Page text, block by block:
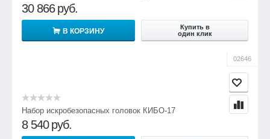
30 866 руб.
В КОРЗИНУ
Купить в
один клик
02646
Набор искробезопасных головок КИБО-17
8 540 руб.